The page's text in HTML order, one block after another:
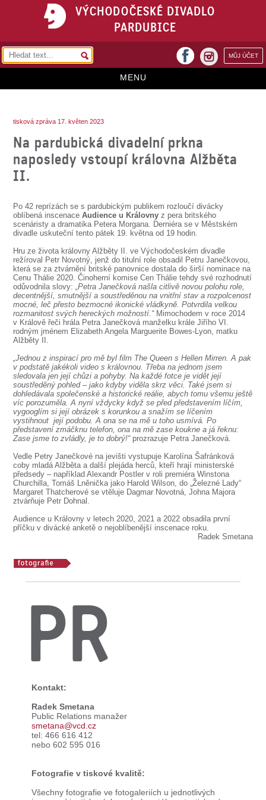
VÝCHODOČESKÉ DIVADLO
PARDUBICE
MŮJ ÚČET
facebook
MENU
REPERTOÁR
KONTAKTY
SOUBOR
DÁLE NABÍZÍME
tisková zpráva 17. květen 2023
Na pardubická divadelní prkna
naposledy vstoupí královna Alžběta
II.
Po 42 reprízách se s pardubickým publikem rozloučí divácky
oblíbená inscenaceAudience u Královny z pera britského
scenáristy a dramatika Petera Morgana. Derniéra se v Městském
divadle uskuteční tento pátek 19. května od 19 hodin.
Hru ze života královny Alžběty II. ve Východočeském divadle
režíroval Petr Novotný, jenž do titulní role obsadil Petru Janečkovou,
která se za ztvárnění britské panovnice dostala do širší nominace na
Cenu Thálie 2020. Činoherní komise Cen Thálie tehdy své rozhodnutí
odůvodnila slovy:„Petra Janečková našla citlivě novou polohu role,
decentnější, smutnější a soustředěnou na vnitřní stav a rozpolcenost
mocné, leč přesto bezmocné ikonické vládkyně. Potvrdila velkou
rozmanitost svých hereckých možností.“ Mimochodem v roce 2014
v Králově řeči hrála Petra Janečková manželku krále Jiřího VI.
rodným jménem Elizabeth Angela Marguerite Bowes-Lyon, matku
Alžběty II.
„Jednou z inspirací pro mě byl film The Queen s Hellen Mirren. A pak
v podstatě jakékoli video s královnou. Třeba na jednom jsem
sledovala jen její chůzi a pohyby. Na každé fotce je vidět její
soustředěný pohled – jako kdyby viděla skrz věci. Také jsem si
dohledávala společenské a historické reálie, abych tomu všemu ještě
víc porozuměla. A nyní vždycky když se před představením líčím,
vygooglím si její obrázek s korunkou a snažím selíčením
vystihnout její podobu. A ona se na mě u toho usmívá. Po
představení zmáčknu telefon, ona na mě zase koukne a já řeknu:
Zase jsme to zvládly, je to dobrý!“prozrazuje Petra Janečková.
Vedle Petry Janečkové na jevišti vystupuje Karolína Šafránková
coby mladá Alžběta a další plejáda herců, kteří hrají ministerské
předsedy – například Alexandr Postler v roli premiéra Winstona
Churchilla, Tomáš Lněnička jako Harold Wilson, do „Železné Lady“
Margaret Thatcherové se vtěluje Dagmar Novotná, Johna Majora
ztvárňuje Petr Dohnal.
Audience u Královny v letech 2020, 2021 a 2022 obsadila první
příčku v divácké anketě o nejoblíbenější inscenace roku.
Radek Smetana
PR
Kontakt:
Radek Smetana
Public Relations manažer
smetana@vcd.cz
tel: 466 616 412
nebo 602 595 016
Fotografie v tiskové kvalitě:
Všechny fotografie ve fotogaleriích u jednotlivých